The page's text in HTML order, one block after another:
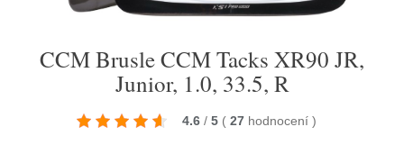
CCM Brusle CCM Tacks XR90 JR,
Junior, 1.0, 33.5, R
4.6 / 5 ( 27 hodnocení )